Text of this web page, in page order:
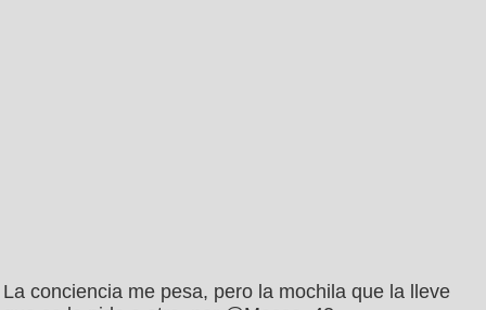
La conciencia me pesa, pero la mochila que la lleve